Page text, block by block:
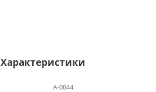
Характеристики
А-0044